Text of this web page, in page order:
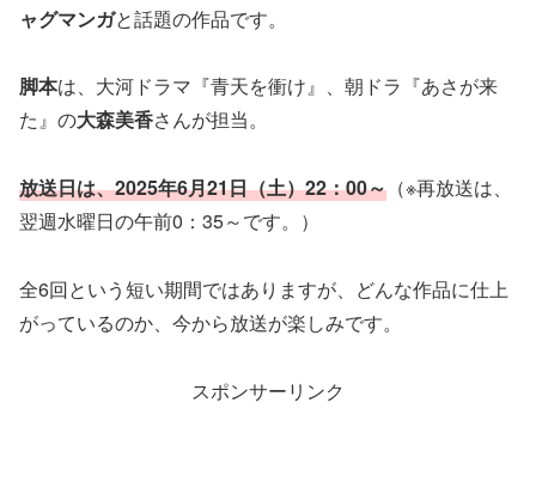
ャグマンガと話題の作品です。
脚本は、大河ドラマ『青天を衝け』、朝ドラ『あさが来
た』の大森美香さんが担当。
放送日は、2025年6月21日（土）22：00～ （※再放送は、
翌週水曜日の午前0：35～です。）
全6回という短い期間ではありますが、どんな作品に仕上
がっているのか、今から放送が楽しみです。
スポンサーリンク